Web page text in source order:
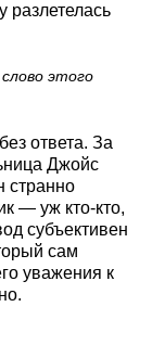
этого
ответа. За
Джойс
странно
— уж кто-кто,
субъективен
сам
уважения к